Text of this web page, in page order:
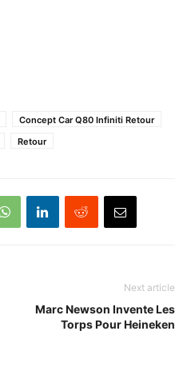
Concept Car Q80 Infiniti Retour
Retour
Next article
Marc Newson Invente Les
Torps Pour Heineken